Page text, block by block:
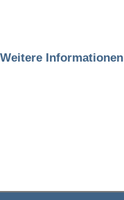
Weitere Informationen